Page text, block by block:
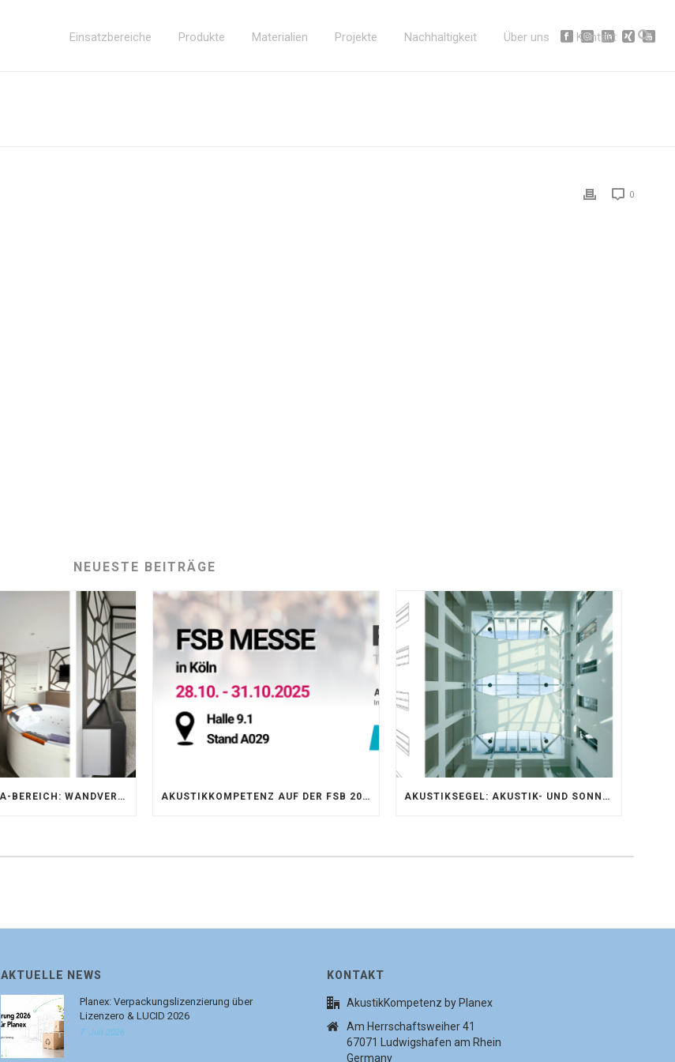
Einsatzbereiche Produkte Materialien Projekte Nachhaltigkeit Über uns Kontakt
0
NEUESTE BEITRÄGE
AKUSTIK IM SPA-BEREICH: WANDVERKLEIDUNG MIT SILENTPROTECT CORE AKUSTIKKOMPETENZ AUF DER FSB 2025 – AKUSTIKELEMENTE FÜR DIE LEBENSRÄUME VON MORGEN AKUSTIKSEGEL: AKUSTIK- UND SONNENSCHUTZOPTIMIERUNG IM ATRIUM DER UNIVERSITÄT BONN
AKTUELLE NEWS
Planex: Verpackungslizenzierung über
Lizenzero & LUCID 2026
7. Juli 2026
KONTAKT
AkustikKompetenz by Planex
Am Herrschaftsweiher 41
67071 Ludwigshafen am Rhein
Germany